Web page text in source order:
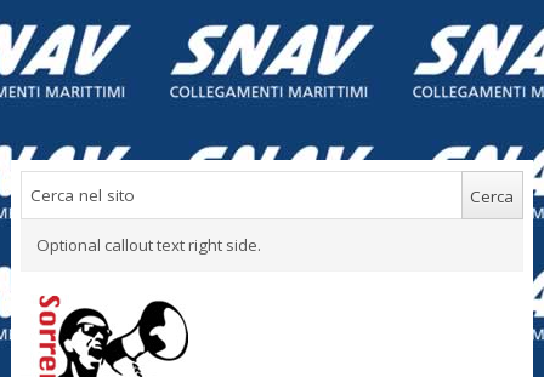
Optional callout text right side.